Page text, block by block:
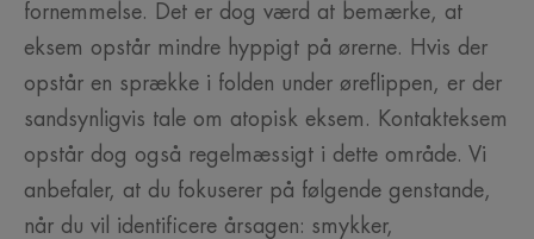
fornemmelse. Det er dog værd at bemærke, at
eksem opstår mindre hyppigt på ørerne. Hvis der
opstår en sprække i folden under øreflippen, er der
sandsynligvis tale om atopisk eksem. Kontakteksem
opstår dog også regelmæssigt i dette område. Vi
anbefaler, at du fokuserer på følgende genstande,
når du vil identificere årsagen: smykker,